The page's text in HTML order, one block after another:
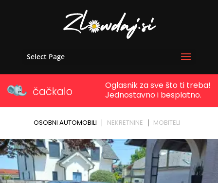
Select Page